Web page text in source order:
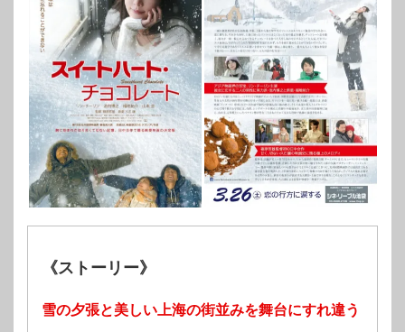
《ストーリー》
雪の夕張と美しい上海の街並みを舞台にすれ違う